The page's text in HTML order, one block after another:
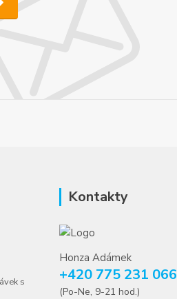
s
Kontakty
Honza Adámek
+420 775 231 066
(Po-Ne, 9-21 hod.)